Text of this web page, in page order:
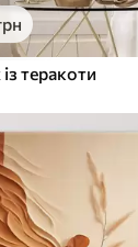
теракоти